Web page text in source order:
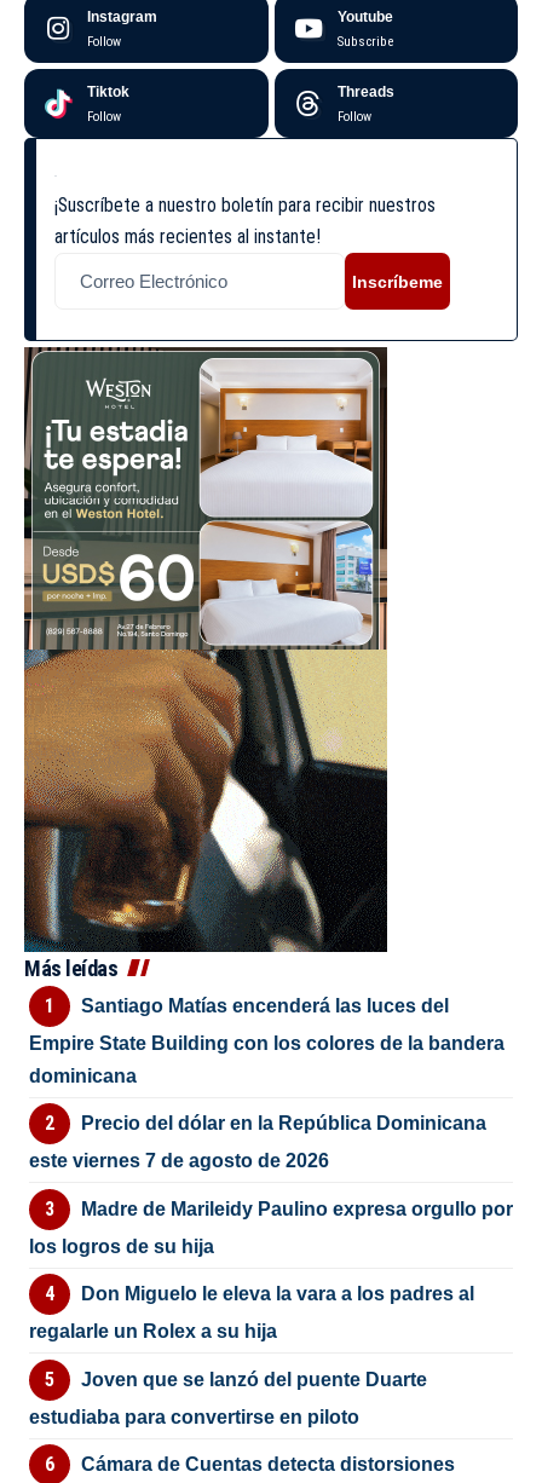
Instagram
Follow
Youtube
Subscribe
Tiktok
Follow
Threads
Follow
¡Suscríbete a nuestro boletín para recibir nuestros
artículos más recientes al instante!
Inscríbeme
Más leídas
Santiago Matías encenderá las luces del
Empire State Building con los colores de la bandera
dominicana
Precio del dólar en la República Dominicana
este viernes 7 de agosto de 2026
Madre de Marileidy Paulino expresa orgullo por
los logros de su hija
Don Miguelo le eleva la vara a los padres al
regalarle un Rolex a su hija
Joven que se lanzó del puente Duarte
estudiaba para convertirse en piloto
Cámara de Cuentas detecta distorsiones